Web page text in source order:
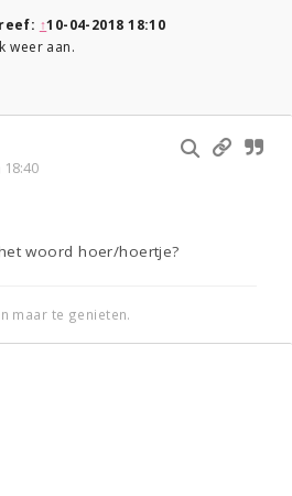
↑10-04-2018 18:10
weer aan.
woord hoer/hoertje?
maar te genieten.